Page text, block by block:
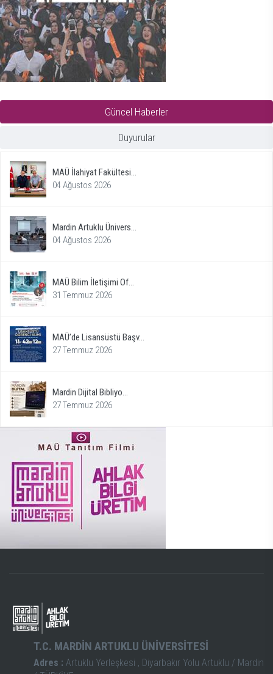
Güncel Haberler
Duyurular
MAÜ İlahiyat Fakültesi...
04 Ağustos 2026
Mardin Artuklu Ünivers...
04 Ağustos 2026
MAÜ Bilim İletişimi Of...
31 Temmuz 2026
MAÜ’de Lisansüstü Başv...
27 Temmuz 2026
Mardin Dijital Bibliyo...
27 Temmuz 2026
T.C. MARDİN ARTUKLU ÜNİVERSİTESİ
Adres : Artuklu Yerleşkesi , Diyarbakır Yolu Artuklu / Mardin